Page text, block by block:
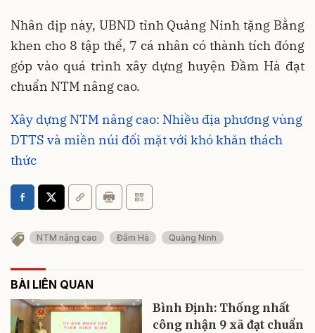
Nhân dịp này, UBND tỉnh Quảng Ninh tặng Bằng
khen cho 8 tập thể, 7 cá nhân có thành tích đóng
góp vào quá trình xây dựng huyện Đầm Hà đạt
chuẩn NTM nâng cao.
Xây dựng NTM nâng cao: Nhiều địa phương vùng
DTTS và miền núi đối mặt với khó khăn thách
thức
NTM nâng cao Đầm Hà Quảng Ninh
BÀI LIÊN QUAN
Bình Định: Thống nhất
công nhận 9 xã đạt chuẩn